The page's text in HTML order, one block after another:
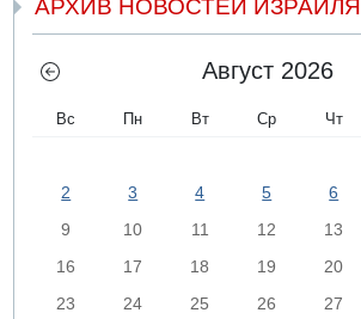
АРХИВ НОВОСТЕЙ ИЗРАИЛЯ
Август 2026
Вс Пн Вт Ср Чт
2
3 4 5 6
9
10 11 12 13
16
17 18 19 20
23
24 25 26 27